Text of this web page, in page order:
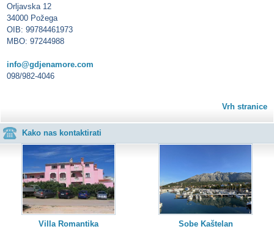
Orljavska 12
34000 Požega
OIB: 99784461973
MBO: 97244988
info@gdjenamore.com
098/982-4046
Vrh stranice
Kako nas kontaktirati
Villa Romantika
Sobe Kaštelan